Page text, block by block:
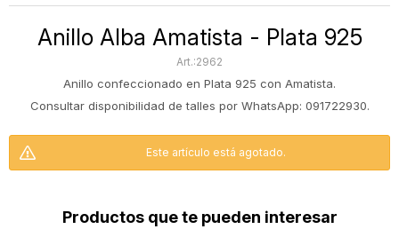
Anillo Alba Amatista - Plata 925
2962
Anillo confeccionado en Plata 925 con Amatista.
Consultar disponibilidad de talles por WhatsApp: 091722930.
Este artículo está agotado.
Productos que te pueden interesar